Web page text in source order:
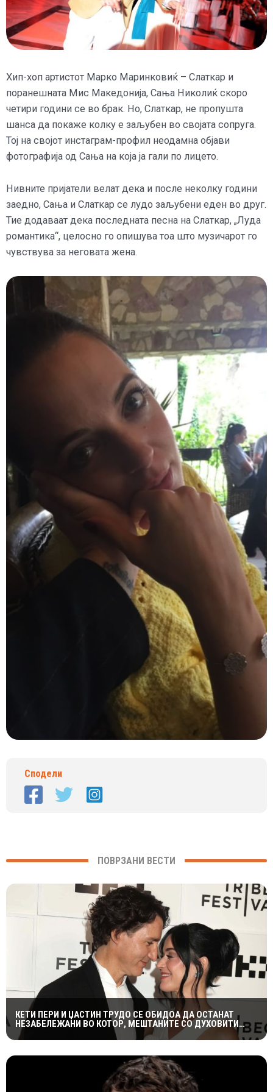
Хип-хоп артистот Марко Маринковиќ – Слаткар и
поранешната Мис Македонија, Сања Николиќ скоро
четири години се во брак. Но, Слаткар, не пропушта
шанса да покаже колку е заљубен во својата сопруга.
Тој на својот инстаграм-профил неодамна објави
фотографија од Сања на која ја гали по лицето.
Нивните пријатели велат дека и после неколку години
заедно, Сања и Слаткар се лудо заљубени еден во друг.
Тие додаваат дека последната песна на Слаткар, „Луда
романтика“, целосно го опишува тоа што музичарот го
чувствува за неговата жена.
Сподели
ПОВРЗАНИ ВЕСТИ
КЕТИ ПЕРИ И ЏАСТИН ТРУДО СЕ ОБИДОА ДА ОСТАНАТ
НЕЗАБЕЛЕЖАНИ ВО КОТОР, МЕШТАНИТЕ СО ДУХОВИТИ
РЕАКЦИИ: „НИКОЈ НЕ БИ ГИ ПРЕПОЗНАЛ“